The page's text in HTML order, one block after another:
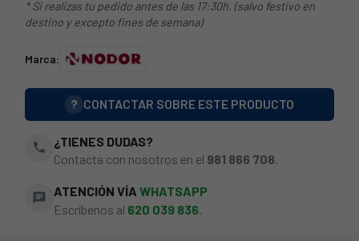
* Si realizas tu pedido antes de las 17:30h. (salvo festivo en
destino y excepto fines de semana)
Marca:
? CONTACTAR SOBRE ESTE PRODUCTO
phone
¿TIENES DUDAS?
Contacta con nosotros en el 981 866 708.
chat ATENCIÓN VÍA WHATSAPP
Escríbenos al 620 039 836